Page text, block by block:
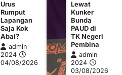
Urus
Rumput
Lapangan
Saja Kok
Abai?
admin
2024
04/08/2026
Lewat
Kunker
Bunda
PAUD di
TK Negeri
Pembina
admin
2024
03/08/2026